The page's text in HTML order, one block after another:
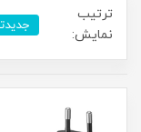
ترتیب
نمایش: